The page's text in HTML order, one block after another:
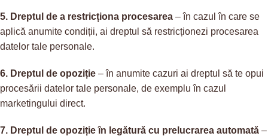
5. Dreptul de a restricționa procesarea – în cazul în care se
aplică anumite condiții, ai dreptul să restricționezi procesarea
datelor tale personale.
6. Dreptul de opoziție – în anumite cazuri ai dreptul să te opui
procesării datelor tale personale, de exemplu în cazul
marketingului direct.
7. Dreptul de opoziție în legătură cu prelucrarea automată –